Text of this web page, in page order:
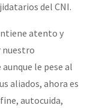
del CNI.
atento y
nuestro
le pese al
aliados, ahora es
autocuida,